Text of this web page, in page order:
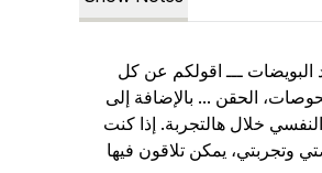
ـــ اقولكم عن كل
الحقن ... بالإضافة إلى
خلال هالتجربة. إذا كنت
وتجربتي، يمكن تلاقون فيها